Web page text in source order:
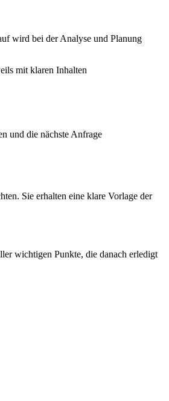
wird bei der Analyse und Planung
mit klaren Inhalten
und die nächste Anfrage
Sie erhalten eine klare Vorlage der
wichtigen Punkte, die danach erledigt